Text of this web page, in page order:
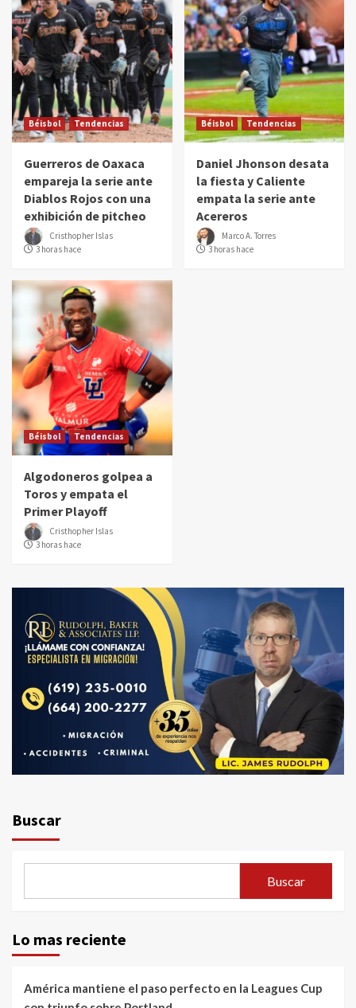
Béisbol Tendencias
Guerreros de Oaxaca
empareja la serie ante
Diablos Rojos con una
exhibición de pitcheo
Cristhopher Islas
3 horas hace
Béisbol Tendencias
Daniel Jhonson desata
la fiesta y Caliente
empata la serie ante
Acereros
Marco A. Torres
3 horas hace
Béisbol Tendencias
Algodoneros golpea a
Toros y empata el
Primer Playoff
Cristhopher Islas
3 horas hace
Buscar
Buscar
Lo mas reciente
América mantiene el paso perfecto en la Leagues Cup